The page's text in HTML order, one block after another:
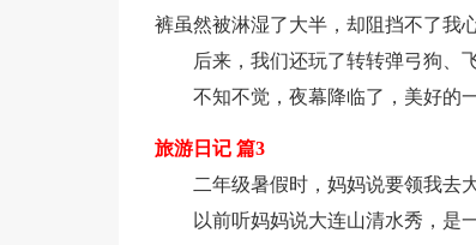
裤虽然被淋湿了大半，却阻挡不了我
后来，我们还玩了转转弹弓狗、
不知不觉，夜幕降临了，美好的
旅游日记 篇3
二年级暑假时，妈妈说要领我去
以前听妈妈说大连山清水秀，是